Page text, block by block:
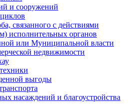
и сооружений
связанного с действиями
исполнительных органов
или Муниципальной власти
недвижимости
выгоды
насаждений и благоустройства